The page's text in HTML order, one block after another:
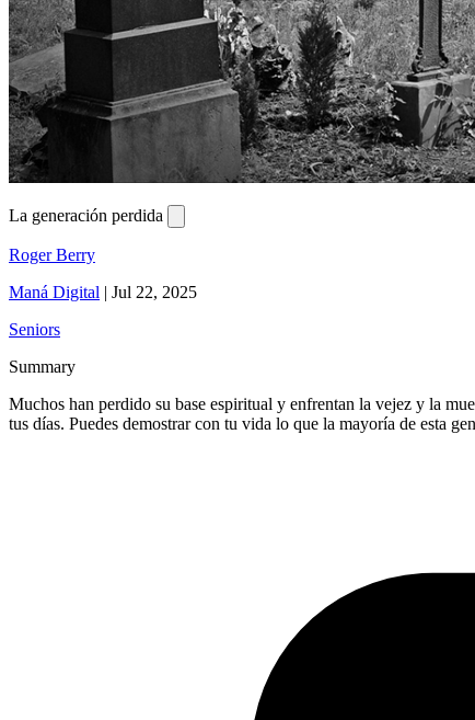
La generación perdida
Roger Berry
Maná Digital | Jul 22, 2025
Seniors
Summary
Muchos han perdido su base espiritual y enfrentan la vejez y la
tus días. Puedes demostrar con tu vida lo que la mayoría de esta